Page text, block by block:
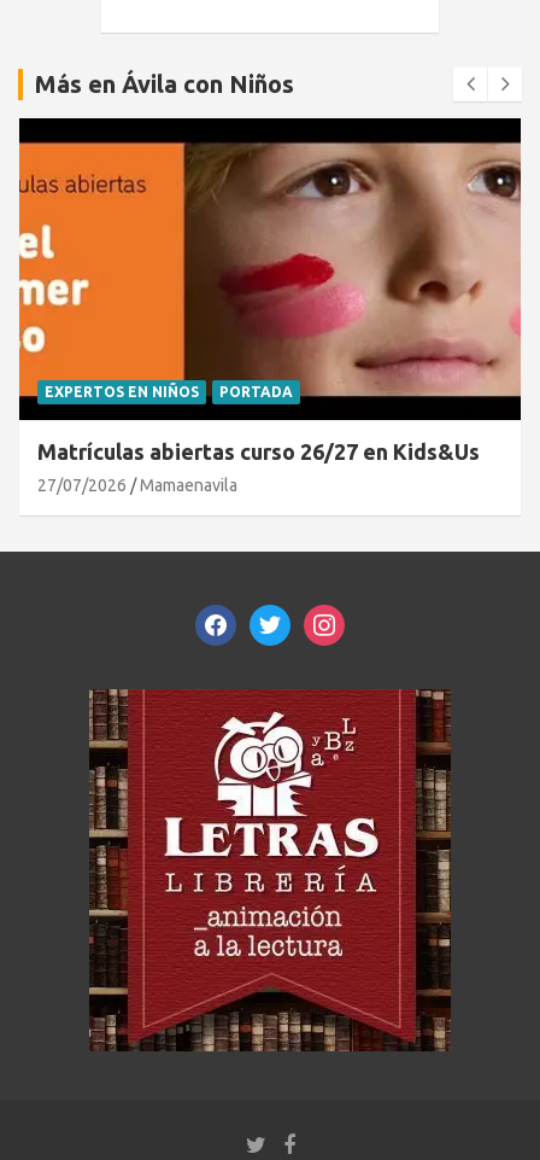
Más en Ávila con Niños
EXPERTOS EN NIÑOS PORTADA
Matrículas abiertas curso 26/27 en Kids&Us
27/07/2026 Mamaenavila
facebooktwitterinstagram